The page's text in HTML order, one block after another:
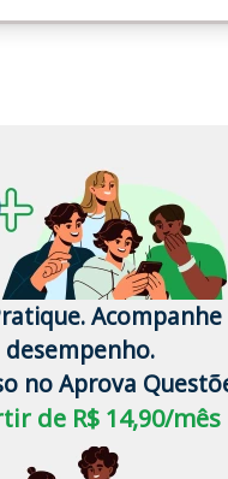
Acompanhe
desempenho.
no Aprova
de R$ 14,90/mês